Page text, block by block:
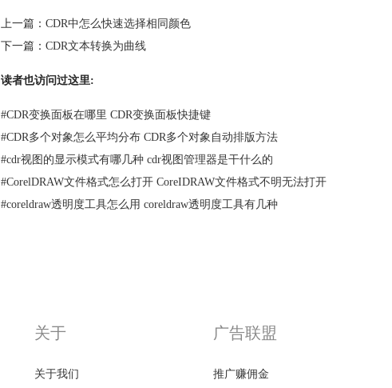
上一篇： CDR中怎么快速选择相同颜色
下一篇： CDR文本转换为曲线
读者也访问过这里:
#CDR变换面板在哪里 CDR变换面板快捷键
#CDR多个对象怎么平均分布 CDR多个对象自动排版方法
#cdr视图的显示模式有哪几种 cdr视图管理器是干什么的
#CorelDRAW文件格式怎么打开 CoreIDRAW文件格式不明无法打开
#coreldraw透明度工具怎么用 coreldraw透明度工具有几种
关于
关于我们
广告联盟
推广赚佣金